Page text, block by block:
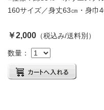
160サイズ／身丈63㎝・身巾
￥2,000 （税込み/送料別）
数量：